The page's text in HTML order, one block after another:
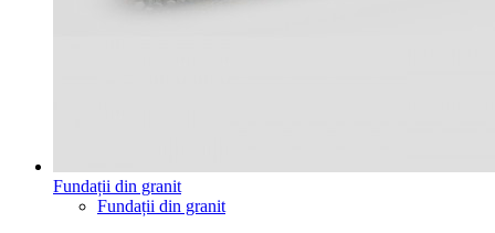
Fundații din granit
Fundații din granit